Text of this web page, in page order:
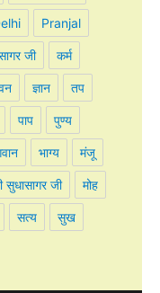
Pranjal
जी कर्म
ज्ञान तप
पाप पुण्य
भाग्य मंजू
सुधासागर जी मोह
सत्य सुख